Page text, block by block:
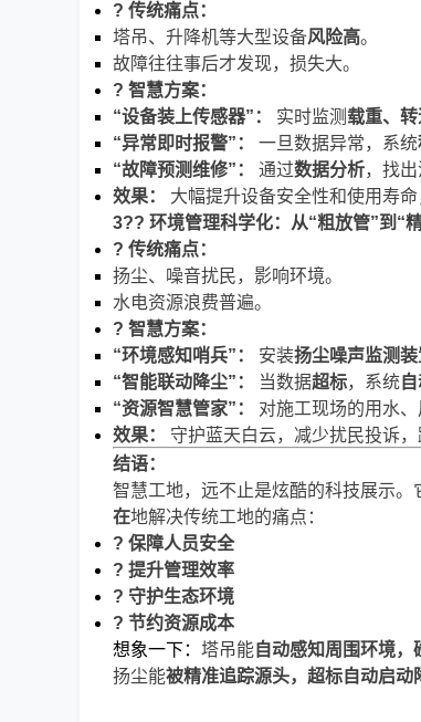
? 传统痛点：
塔吊、升降机等大型设备风险高。
故障往往事后才发现，损失大。
? 智慧方案：
“设备装上传感器”：
实时监测载重、
“异常即时报警”：
一旦数据异常，系统
“故障预测维修”：
通过数据分析，找出
效果：
大幅提升设备安全性和使用寿命
3?? 环境管理科学化：从“粗放管”到“
? 传统痛点：
扬尘、噪音扰民，影响环境。
水电资源浪费普遍。
? 智慧方案：
“环境感知哨兵”：
安装扬尘噪声监测装
“智能联动降尘”：
当数据超标，系统
“资源智慧管家”：
对施工现场的用水
效果：
守护蓝天白云，减少扰民投诉
结语：
智慧工地，远不止是炫酷的科技展示。
在地解决传统工地的痛点：
? 保障人员安全
? 提升管理效率
? 守护生态环境
? 节约资源成本
想象一下： 塔吊能自动感知周围环境，
扬尘能被精准追踪源头，超标自动启动